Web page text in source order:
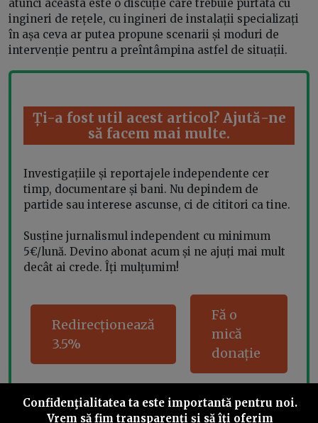
atunci aceasta este o discuție care trebuie purtată cu
ingineri de rețele, cu ingineri de instalații specializați
în așa ceva ar putea propune scenarii și moduri de
intervenție pentru a preîntâmpina astfel de situații.
Ți-a fost util acest articol? Ajută-ne
să facem mai multe.
Investigațiile și reportajele independente cer
timp, documentare și bani. Nu depindem de
partide sau interese ascunse, ci de cititori ca tine.
Susține jurnalismul independent cu minimum
5€/lună. Devino abonat acum și ne ajuți mai mult
decât ai crede. Îți mulțumim!
Redirecționează
3.5%
Fă o
mică
donație
Confidenţialitatea ta este importantă pentru noi.
Vrem să fim transparenţi și să îţi oferim